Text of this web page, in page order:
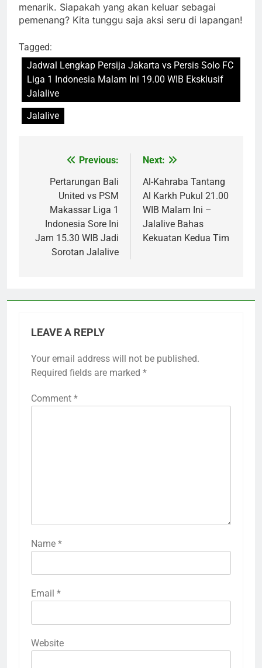
menarik. Siapakah yang akan keluar sebagai
pemenang? Kita tunggu saja aksi seru di lapangan!
Tagged:
Jadwal Lengkap Persija Jakarta vs Persis Solo FC
Liga 1 Indonesia Malam Ini 19.00 WIB Eksklusif
Jalalive
Jalalive
navigation
Previous:
Pertarungan Bali
United vs PSM
Makassar Liga 1
Indonesia Sore Ini
Jam 15.30 WIB Jadi
Sorotan Jalalive
Next:
Al-Kahraba Tantang
Al Karkh Pukul 21.00
WIB Malam Ini –
Jalalive Bahas
Kekuatan Kedua Tim
LEAVE A REPLY
Your email address will not be published.
Required fields are marked *
Comment *
Name *
Email *
Website